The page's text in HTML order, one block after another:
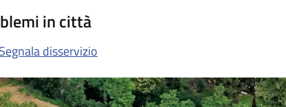
in città
Segnala disservizio